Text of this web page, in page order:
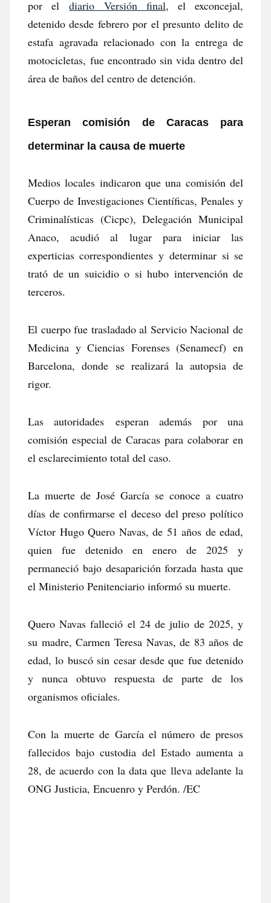
por eldiario Versión final, el exconcejal,
detenido desde febrero por el presunto delito de
estafa agravada relacionado con la entrega de
motocicletas, fue encontrado sin vida dentro del
área de baños del centro de detención.
Esperan comisión de Caracas para
determinar la causa de muerte
Medios locales indicaron que una comisión del
Cuerpo de Investigaciones Científicas, Penales y
Criminalísticas (Cicpc), Delegación Municipal
Anaco, acudió al lugar para iniciar las
experticias correspondientes y determinar si se
trató de un suicidio o si hubo intervención de
terceros.
El cuerpo fue trasladado al Servicio Nacional de
Medicina y Ciencias Forenses (Senamecf) en
Barcelona, donde se realizará la autopsia de
rigor.
Las autoridades esperan además por una
comisión especial de Caracas para colaborar en
el esclarecimiento total del caso.
La muerte de José García se conoce a cuatro
días de confirmarse el deceso del preso político
Víctor Hugo Quero Navas, de 51 años de edad,
quien fue detenido en enero de 2025 y
permaneció bajo desaparición forzada hasta que
el Ministerio Penitenciario informó su muerte.
Quero Navas falleció el 24 de julio de 2025, y
su madre, Carmen Teresa Navas, de 83 años de
edad, lo buscó sin cesar desde que fue detenido
y nunca obtuvo respuesta de parte de los
organismos oficiales.
Con la muerte de García el número de presos
fallecidos bajo custodia del Estado aumenta a
28, de acuerdo con la data que lleva adelante la
ONG Justicia, Encuenro y Perdón. /EC